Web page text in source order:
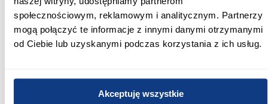
społecznościowym, reklamowym i analitycznym. Partnerzy
mogą połączyć te informacje z innymi danymi otrzymanymi
od Ciebie lub uzyskanymi podczas korzystania z ich usług.
Akceptuję wszystkie
50.00
Wykończenie frontów:
mat